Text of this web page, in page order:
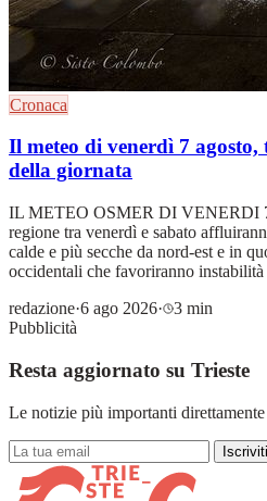
Cronaca
Il meteo di venerdì 7 agosto,
della giornata
IL METEO OSMER DI VENERDI
regione tra venerdì e sabato
calde e più secche da nord-est e in
occidentali che favoriranno
redazione·6 ago 2026·
3 min
Pubblicità
Resta aggiornato su Trieste
Le notizie più importanti
Iscriviti